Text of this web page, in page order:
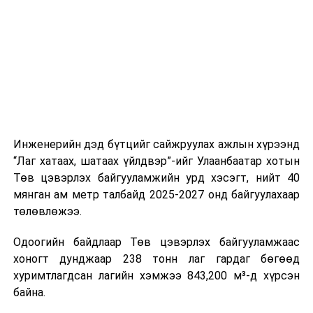
өдөр тутмын ажлын бэлэн байдлыг хангах зэрэг
практик ур чадварыг сургалтын хөтөлбөрт тусгажээ.
Сургалтыг танилцуулах лекц, асуулт-хариулт,
жишээнд суурилсан сургалт, багаар ажиллах дасгал,
танилцах, онцгой нөхцөлд ажиллах дадлага зэрэг
онол, практик хосолсон хэлбэрээр зохион байгуулж
байна.
Инженерийн дэд бүтцийг сайжруулах ажлын хүрээнд
“Лаг хатаах, шатаах үйлдвэр”-ийг Улаанбаатар хотын
Төв цэвэрлэх байгууламжийн урд хэсэгт, нийт 40
мянган ам метр талбайд 2025-2027 онд байгуулахаар
төлөвлөжээ.
Одоогийн байдлаар Төв цэвэрлэх байгууламжаас
хоногт дунджаар 238 тонн лаг гардаг бөгөөд
хуримтлагдсан лагийн хэмжээ 843,200 м³-д хүрсэн
байна.